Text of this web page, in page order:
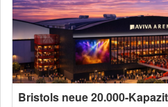
Bristols neue 20.000-